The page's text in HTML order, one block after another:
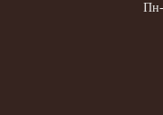
Пн-